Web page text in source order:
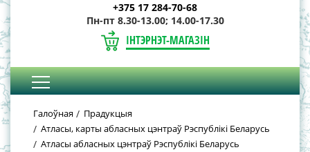
+375 17 284-70-68
Пн-пт 8.30-13.00; 14.00-17.30
ІНТЭРНЭТ-МАГАЗІН
Галоўная
Прадукцыя
Атласы, карты абласных цэнтраў Рэспублікі Беларусь
Атласы абласных цэнтраў Рэспублікі Беларусь